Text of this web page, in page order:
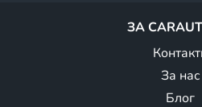
ЗА
За нас
Блог